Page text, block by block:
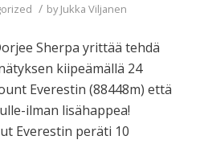
/ byJukka Viljanen
Sherpa yrittää tehdä
kiipeämällä 24
Everestin (88448m) että
ilman lisähappea!
Everestin peräti 10